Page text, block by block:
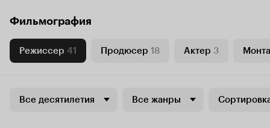
Фильмография
Режиссер 41 Продюсер 18 Актер 3
Все десятилетия Все жанры